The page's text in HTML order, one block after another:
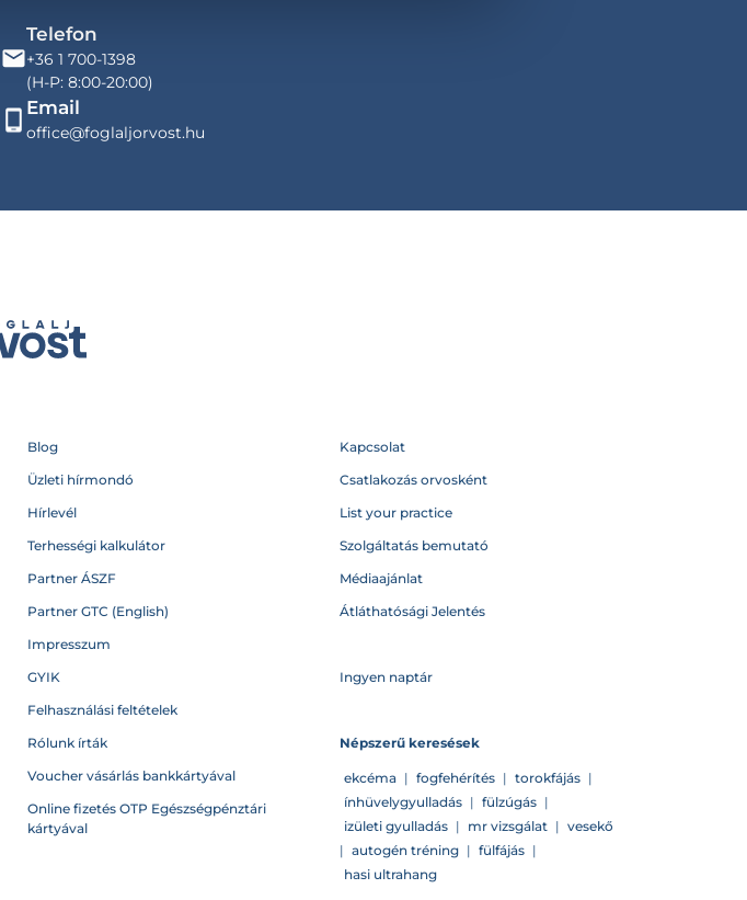
Telefon
+36 1 700-1398
(H-P: 8:00-20:00)
Email
office@foglaljorvost.hu
Blog
Üzleti hírmondó
Hírlevél
Terhességi kalkulátor
Partner ÁSZF
Partner GTC (English)
Impresszum
GYIK
Felhasználási feltételek
Rólunk írták
Voucher vásárlás bankkártyával
Online fizetés OTP Egészségpénztári
kártyával
Kapcsolat
Csatlakozás orvosként
List your practice
Szolgáltatás bemutató
Médiaajánlat
Átláthatósági Jelentés
Ingyen naptár
Népszerű keresések
ekcéma | fogfehérítés | torokfájás |
ínhüvelygyulladás | fülzúgás |
izületi gyulladás | mr vizsgálat | vesekő
| autogén tréning | fülfájás |
hasi ultrahang